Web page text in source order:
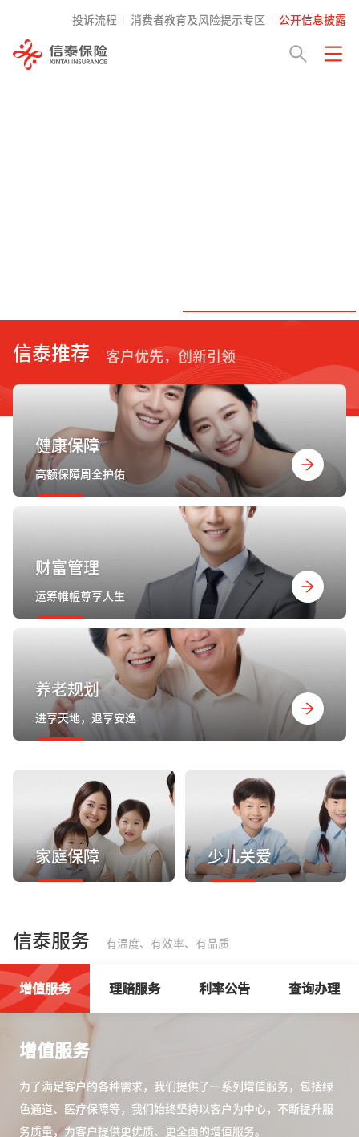
投诉流程 消费者教育及风险提示专区 公开信息披露
信泰推荐 客户优先，创新引领
健康保障
高额保障周全护佑
财富管理
运筹帷幄尊享人生
养老规划
进享天地，退享安逸
家庭保障 少儿关爱
信泰服务 有温度、有效率、有品质
增值服务
为了满足客户的各种需求，我们提供了一系列增值服务，包括绿
色通道、医疗保障等，我们始终坚持以客户为中心，不断提升服
务质量，为客户提供更优质、更全面的增值服务。
增值服务 理赔服务 利率公告 查询办理